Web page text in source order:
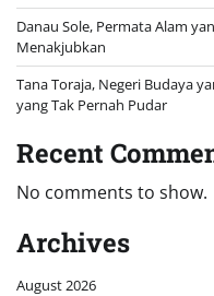
Danau Sole, Permata Alam
Menakjubkan
Tana Toraja, Negeri Budaya
yang Tak Pernah Pudar
Recent
No comments to show.
Archives
August 2026